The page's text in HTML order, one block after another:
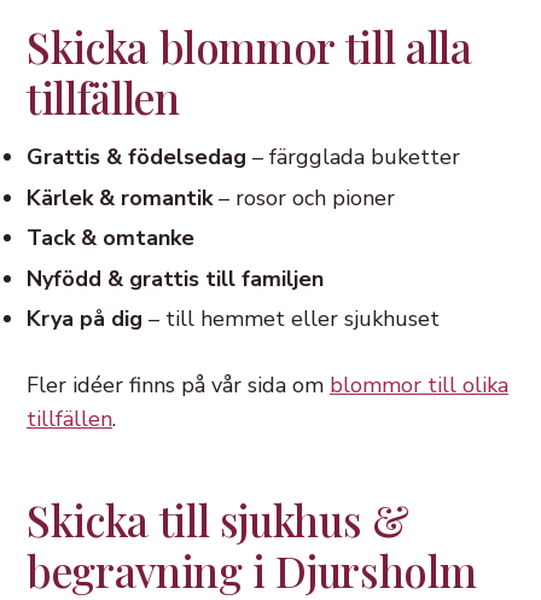
Skicka blommor till alla
tillfällen
Grattis & födelsedag – färgglada buketter
Kärlek & romantik– rosor och pioner
Tack & omtanke
Nyfödd & grattis till familjen
Krya på dig – till hemmet eller sjukhuset
Fler idéer finns på vår sida om blommor till olika
tillfällen.
Skicka till sjukhus &
begravning i Djursholm